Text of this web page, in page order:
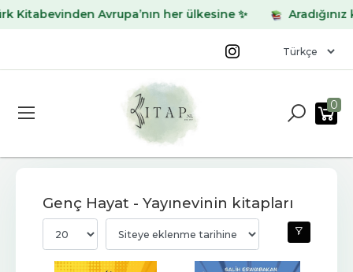
Avrupa’nın her ülkesine ✨ Aradığınız kitabı
0
Genç Hayat - Yayınevinin kitapları